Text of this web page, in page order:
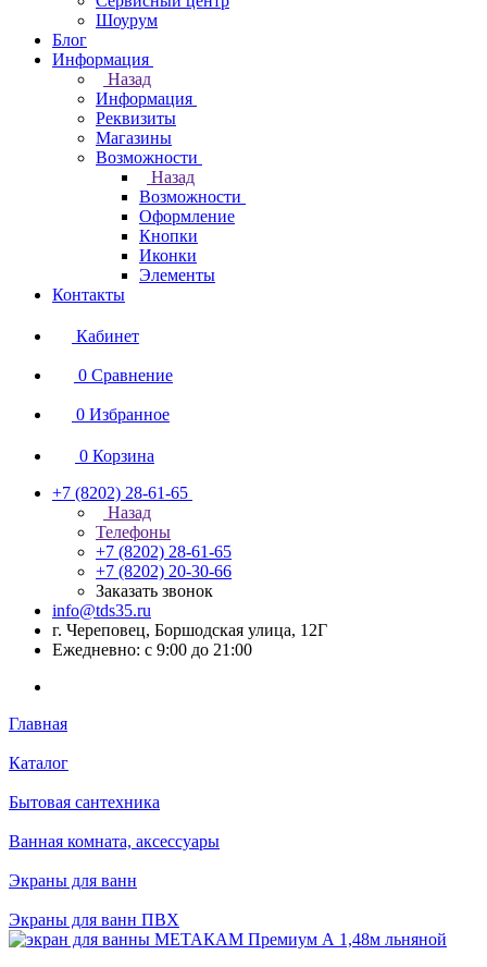
Шоурум
Блог
Информация
Назад
Информация
Реквизиты
Магазины
Возможности
Назад
Возможности
Оформление
Кнопки
Иконки
Элементы
Контакты
Кабинет
0 Сравнение
0 Избранное
0 Корзина
+7 (8202) 28‑61-65
Назад
Телефоны
+7 (8202) 28‑61-65
+7 (8202) 20‑30-66
Заказать звонок
info@tds35.ru
г. Череповец, Боршодская улица, 12Г
Ежедневно: с 9:00 до 21:00
Главная
Каталог
Бытовая сантехника
Ванная комната, аксессуары
Экраны для ванн
Экраны для ванн ПВХ